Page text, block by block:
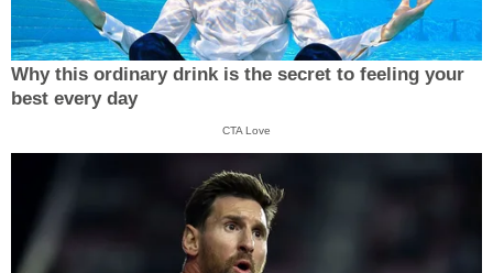
Why this ordinary drink is the secret to feeling your
best every day
CTA Love